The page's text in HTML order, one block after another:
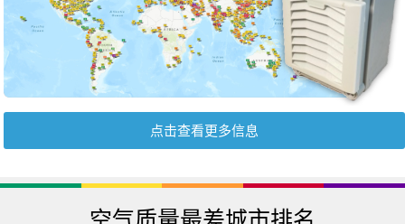
点击查看更多信息